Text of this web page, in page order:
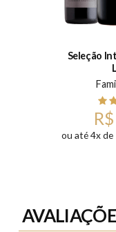
Seleção
ou até 4x de